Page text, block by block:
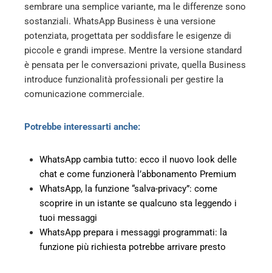
sembrare una semplice variante, ma le differenze sono
sostanziali. WhatsApp Business è una versione
potenziata, progettata per soddisfare le esigenze di
piccole e grandi imprese. Mentre la versione standard
è pensata per le conversazioni private, quella Business
introduce funzionalità professionali per gestire la
comunicazione commerciale.
Potrebbe interessarti anche:
WhatsApp cambia tutto: ecco il nuovo look delle
chat e come funzionerà l’abbonamento Premium
WhatsApp, la funzione “salva-privacy”: come
scoprire in un istante se qualcuno sta leggendo i
tuoi messaggi
WhatsApp prepara i messaggi programmati: la
funzione più richiesta potrebbe arrivare presto